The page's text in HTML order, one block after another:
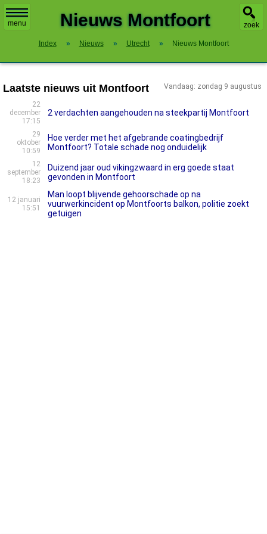
menu zoek
Nieuws Montfoort
Index » Nieuws » Utrecht » Nieuws Montfoort
Vandaag: zondag 9 augustus
Laatste nieuws uit Montfoort
22
december
17:15
2 verdachten aangehouden na steekpartij Montfoort
29
oktober
10:59
Hoe verder met het afgebrande coatingbedrijf
Montfoort? Totale schade nog onduidelijk
12
september
18:23
Duizend jaar oud vikingzwaard in erg goede staat
gevonden in Montfoort
12 januari
15:51
Man loopt blijvende gehoorschade op na
vuurwerkincident op Montfoorts balkon, politie zoekt
getuigen